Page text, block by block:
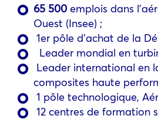
65 500 emplois dans
Ouest (Insee) ;
1er pôle d’achat de la
Leader mondial en
Leader international en
composites haute
1 pôle technologique,
12 centres de formation